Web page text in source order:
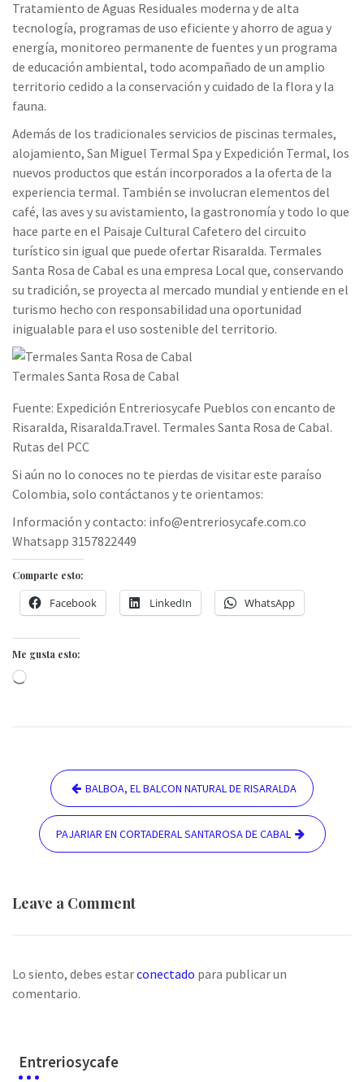
Tratamiento de Aguas Residuales moderna y de alta
tecnología, programas de uso eficiente y ahorro de agua y
energía, monitoreo permanente de fuentes y un programa
de educación ambiental, todo acompañado de un amplio
territorio cedido a la conservación y cuidado de la flora y la
fauna.
Además de los tradicionales servicios de piscinas termales,
alojamiento, San Miguel Termal Spa y Expedición Termal, los
nuevos productos que están incorporados a la oferta de la
experiencia termal. También se involucran elementos del
café, las aves y su avistamiento, la gastronomía y todo lo que
hace parte en el Paisaje Cultural Cafetero del circuito
turístico sin igual que puede ofertar Risaralda. Termales
Santa Rosa de Cabal es una empresa Local que, conservando
su tradición, se proyecta al mercado mundial y entiende en el
turismo hecho con responsabilidad una oportunidad
inigualable para el uso sostenible del territorio.
Termales Santa Rosa de Cabal
Fuente: Expedición Entreriosycafe Pueblos con encanto de
Risaralda, Risaralda.Travel. Termales Santa Rosa de Cabal.
Rutas del PCC
Si aún no lo conoces no te pierdas de visitar este paraíso
Colombia, solo contáctanos y te orientamos:
Información y contacto: info@entreriosycafe.com.co
Whatsapp 3157822449
Comparte esto:
Facebook LinkedIn WhatsApp
Me gusta esto:
Cargando...
Navegación
entradas
BALBOA, EL BALCON NATURAL DE RISARALDA
PAJARIAR EN CORTADERAL SANTAROSA DE CABAL
Leave a Comment
Lo siento, debes estarconectado para publicar un
comentario.
Entreriosycafe